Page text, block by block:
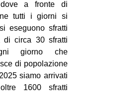
dove a fronte di
tutti i giorni si
eseguono sfratti
di circa 30 sfratti
giorno che
di popolazione
siamo arrivati
1600 sfratti